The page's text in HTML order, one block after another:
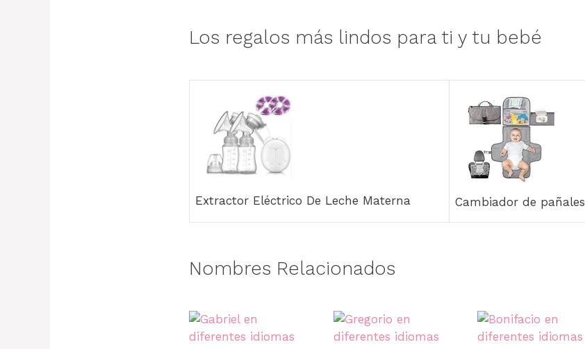
Los regalos más lindos para ti y tu bebé
Extractor Eléctrico De Leche Materna Cambiador de pañales
Nombres Relacionados